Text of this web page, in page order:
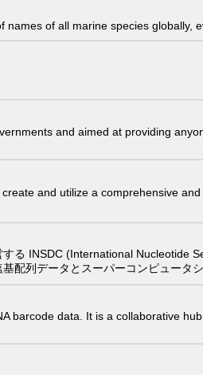
of all marine species globally,
and aimed at providing
and utilize a comprehensive
る INSDC (International Nucleotide
配列データとスーパーコンピュータ
barcode data. It is a collaborative